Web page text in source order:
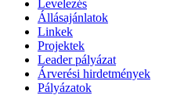
Levelezés
Állásajánlatok
Linkek
Projektek
Leader pályázat
Árverési hirdetmények
Pályázatok